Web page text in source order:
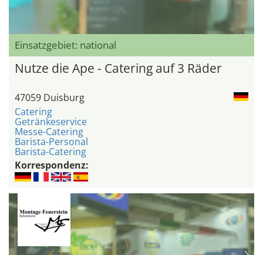
Einsatzgebiet: national
Nutze die Ape - Catering auf 3 Räder
47059 Duisburg
Catering
Getränkeservice
Messe-Catering
Barista-Personal
Barista-Catering
Korrespondenz: